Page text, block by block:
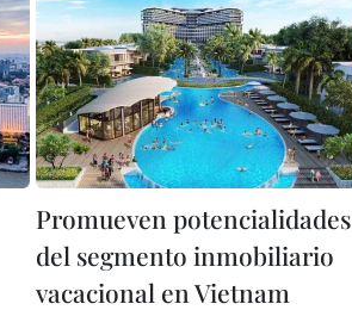
Promueven potencialidades
del segmento inmobiliario
vacacional en Vietnam